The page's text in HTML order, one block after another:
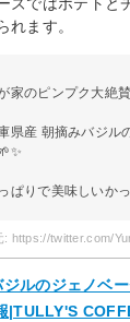
れます。
家のピンプク大絶
県産 朝摘みバジル
ぱりで美味しいか
ルのジェノベ
|TULLY'S